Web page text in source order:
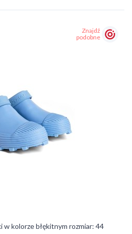
Znajdź
podobne
w kolorze błękitnym rozmiar: 44